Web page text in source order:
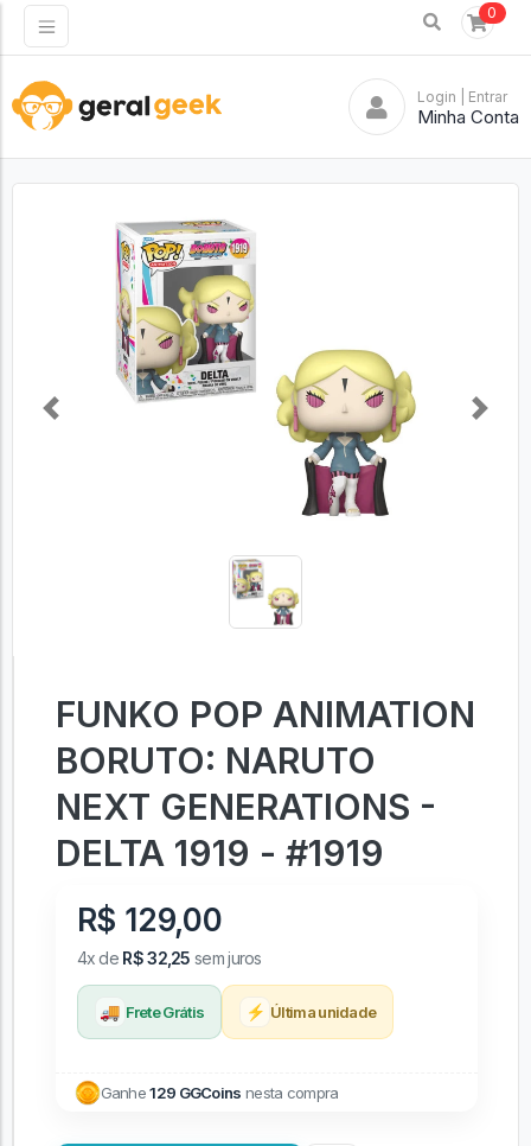
0
Login | Entrar
Minha Conta
Previous Next
FUNKO POP ANIMATION
BORUTO: NARUTO
NEXT GENERATIONS -
DELTA 1919 - #1919
R$ 129,00
4x de R$ 32,25 sem juros
🚚 Frete Grátis ⚡ Última unidade
Ganhe129 GGCoins nesta compra